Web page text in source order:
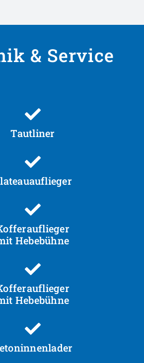
& Service
Tautliner
Hebebühne
Hebebühne